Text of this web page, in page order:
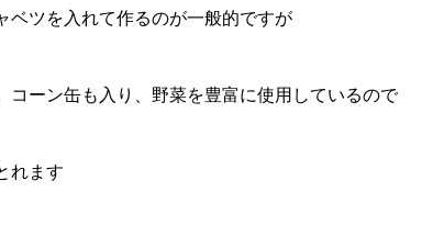
ベツを入れて作るのが一般的ですが
コーン缶も入り、野菜を豊富に使用しているので
れます